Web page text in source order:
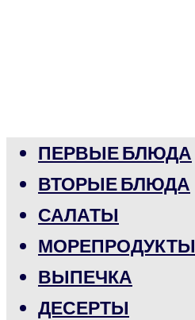
ПЕРВЫЕ БЛЮДА
ВТОРЫЕ БЛЮДА
САЛАТЫ
МОРЕПРОДУКТЫ
ВЫПЕЧКА
ДЕСЕРТЫ